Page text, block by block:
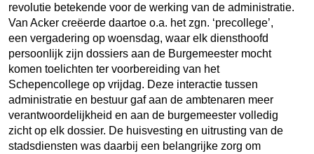
revolutie betekende voor de werking van de administratie.
Van Acker creëerde daartoe o.a. het zgn. ‘precollege’,
een vergadering op woensdag, waar elk diensthoofd
persoonlijk zijn dossiers aan de Burgemeester mocht
komen toelichten ter voorbereiding van het
Schepencollege op vrijdag. Deze interactie tussen
administratie en bestuur gaf aan de ambtenaren meer
verantwoordelijkheid en aan de burgemeester volledig
zicht op elk dossier. De huisvesting en uitrusting van de
stadsdiensten was daarbij een belangrijke zorg om